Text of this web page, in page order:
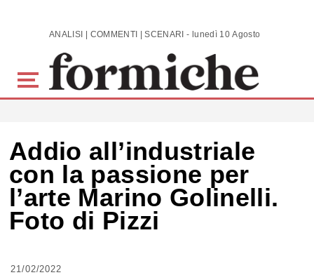
Skip to main content ANALISI | COMMENTI | SCENARI - lunedì 10 Agosto 2026
Addio all’industriale
con la passione per
l’arte Marino Golinelli.
Foto di Pizzi
21/02/2022